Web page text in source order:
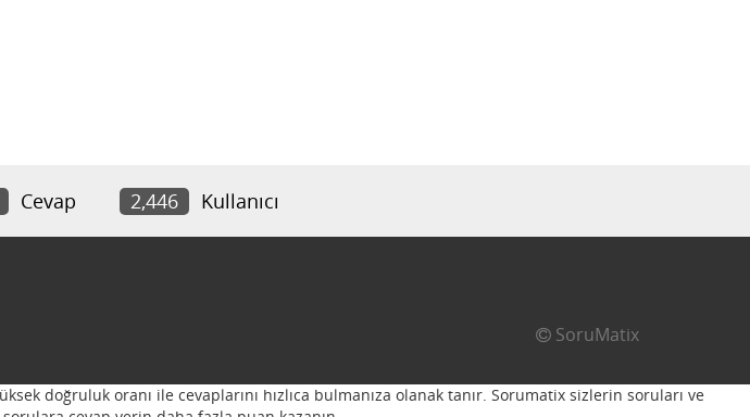
Cevap 2,446 Kullanıcı
SoruMatix
doğruluk oranı ile cevaplarını hızlıca bulmanıza olanak tanır. Sorumatix sizlerin soruları ve